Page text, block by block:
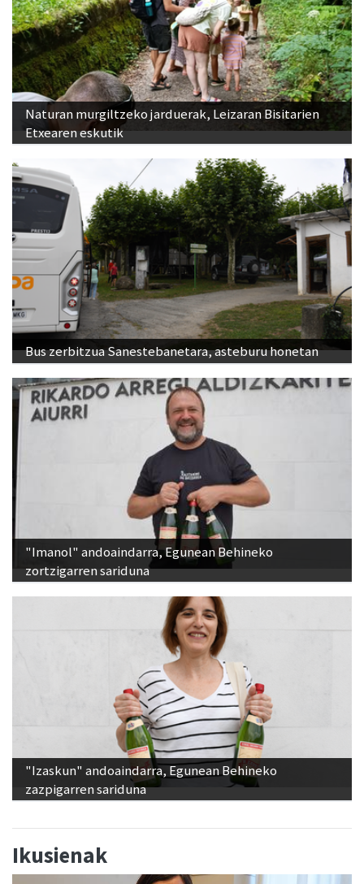
Naturan murgiltzeko jarduerak, Leizaran Bisitarien
Etxearen eskutik
Bus zerbitzua Sanestebanetara, asteburu honetan
"Imanol" andoaindarra, Egunean Behineko
zortzigarren sariduna
"Izaskun" andoaindarra, Egunean Behineko
zazpigarren sariduna
Ikusienak